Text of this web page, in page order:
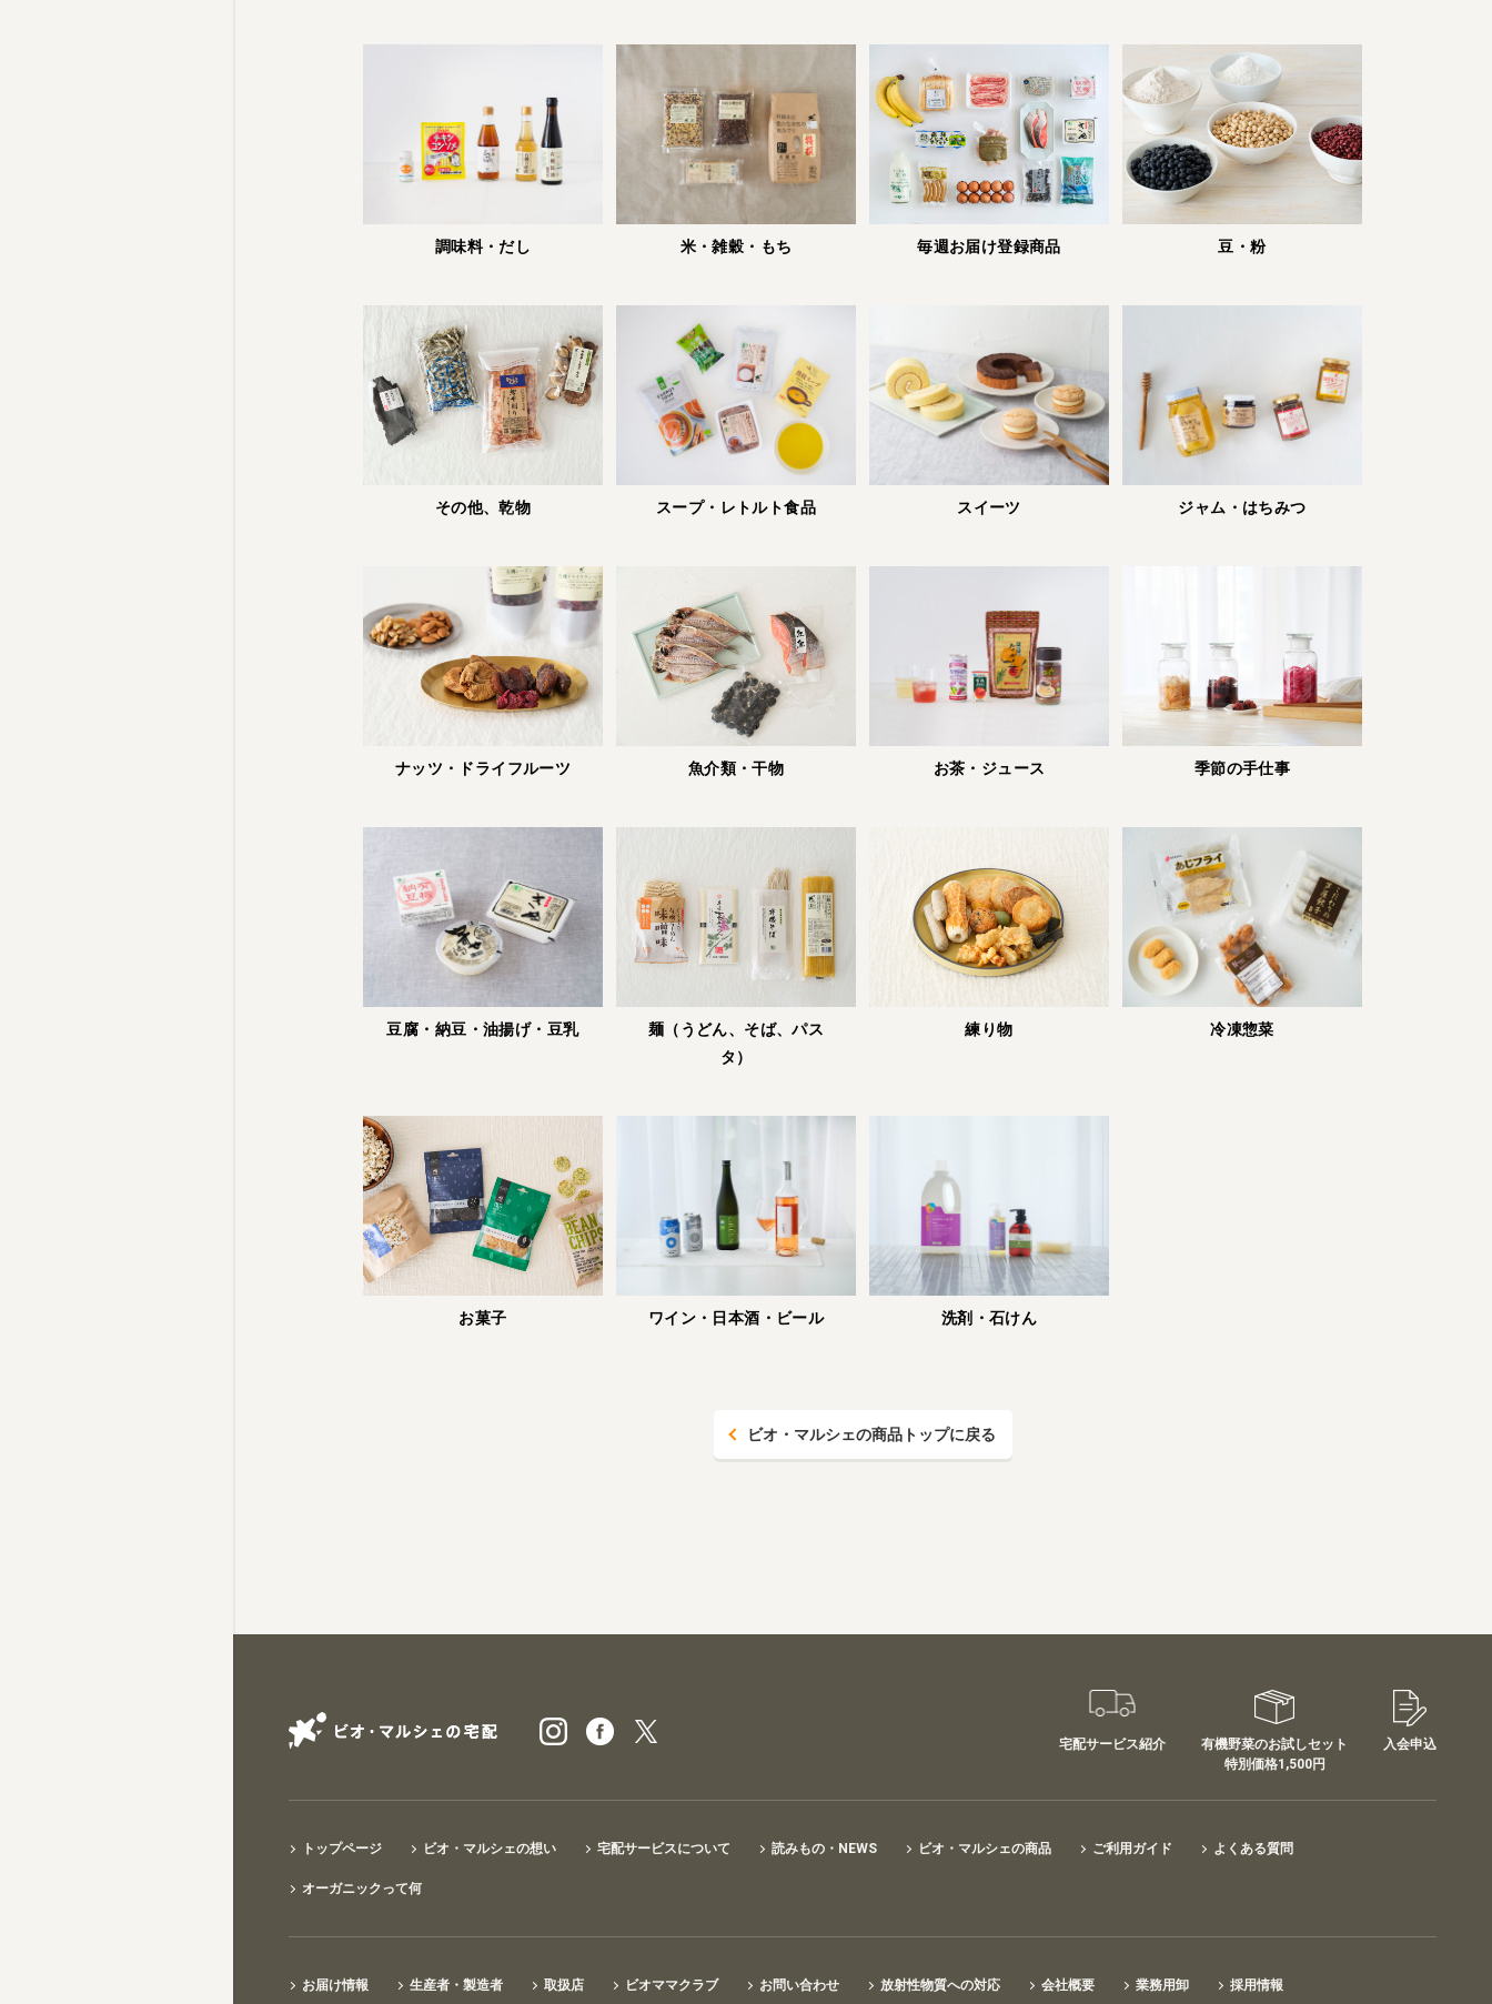
宅配サービス紹介
有機野菜の
お試しセット
トップページ ビオ・マルシェの想い
宅配サービスについて
ビオママクラブ
お問い合わせ 放射性物質への対応
会社概要 採用情報
業務用卸
調味料・だし 米・雑穀・もち 毎週お届け登録商品 豆・粉
その他、乾物 スープ・レトルト食品 スイーツ ジャム・はちみつ
ナッツ・ドライフルーツ 魚介類・干物 お茶・ジュース 季節の手仕事
豆腐・納豆・油揚げ・豆乳
麺（うどん、そば、パス
タ）
練り物 冷凍惣菜
お菓子 ワイン・日本酒・ビール 洗剤・石けん
ビオ・マルシェの商品トップに戻る
ビオ・マルシェの宅配
宅配サービス紹介
有機野菜のお試しセット
特別価格1,500円
入会申込
トップページ ビオ・マルシェの想い 宅配サービスについて 読みもの・NEWS ビオ・マルシェの商品 ご利用ガイド よくある質問
オーガニックって何
お届け情報 生産者・製造者 取扱店 ビオママクラブ お問い合わせ 放射性物質への対応 会社概要 業務用卸 採用情報